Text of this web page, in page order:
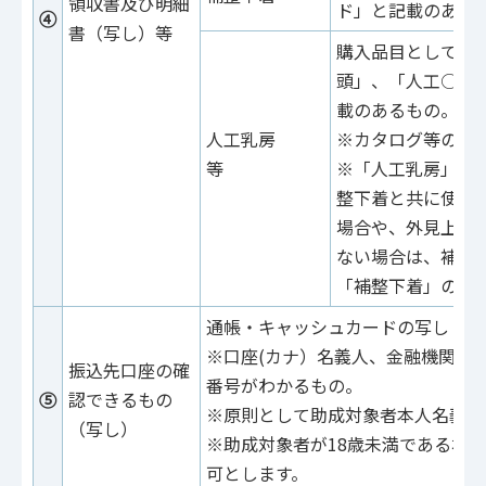
④
書（写し）等
ド」と記載のある
人工乳房
等
購入品目として「
頭」、「人工○○
載のあるもの。
※カタログ等の写
※「人工乳房」と
整下着と共に使用
場合や、外見上忠
ない場合は、補整
「補整下着」の
⑤
振込先口座の確
認できるもの
（写し）
通帳・キャッシュカードの写し
※口座(カナ）名義人、金融機関、
番号がわかるもの。
※原則として助成対象者本人名義
※助成対象者が18歳未満である場
可とします。